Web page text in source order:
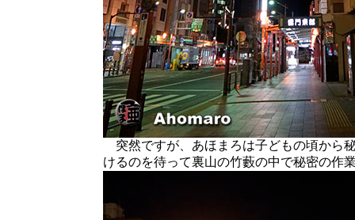
突然ですが、あほまろは子どもの頃から
けるのを待って裏山の竹藪の中で秘密の作